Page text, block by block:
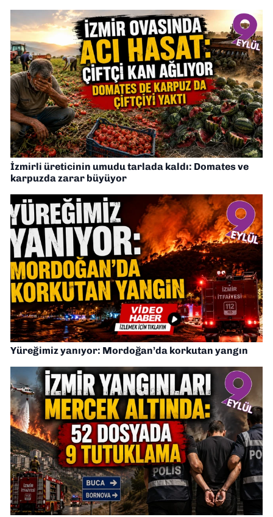
İzmirli üreticinin umudu tarlada kaldı: Domates ve
karpuzda zarar büyüyor
Yüreğimiz yanıyor: Mordoğan’da korkutan yangın